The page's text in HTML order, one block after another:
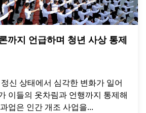
까지 언급하며 청년 사상 통제
신 상태에서 심각한 변화가 일어
이들의 옷차림과 언행까지 통제해
업은 인간 개조 사업을...